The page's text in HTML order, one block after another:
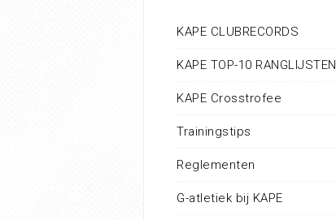
KAPE CLUBRECORDS
KAPE TOP-10 RANGLIJSTEN
KAPE Crosstrofee
Trainingstips
Reglementen
G-atletiek bij KAPE